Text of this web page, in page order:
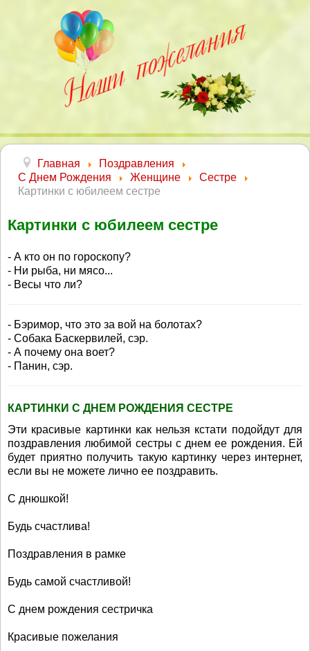
Главная
Поздравления
С Днем Рождения
Женщине
Сестре
Картинки с юбилеем сестре
Картинки с юбилеем сестре
- А кто он по гороскопу?
- Ни рыба, ни мясо...
- Весы что ли?
- Бэримор, что это за вой на болотах?
- Собака Баскервилей, сэр.
- А почему она воет?
- Панин, сэр.
КАРТИНКИ С ДНЕМ РОЖДЕНИЯ СЕСТРЕ
Эти красивые картинки как нельзя кстати подойдут для
поздравления любимой сестры с днем ее рождения. Ей
будет приятно получить такую картинку через интернет,
если вы не можете лично ее поздравить.
С днюшкой!
Будь счастлива!
Поздравления в рамке
Будь самой счастливой!
С днем рождения сестричка
Красивые пожелания